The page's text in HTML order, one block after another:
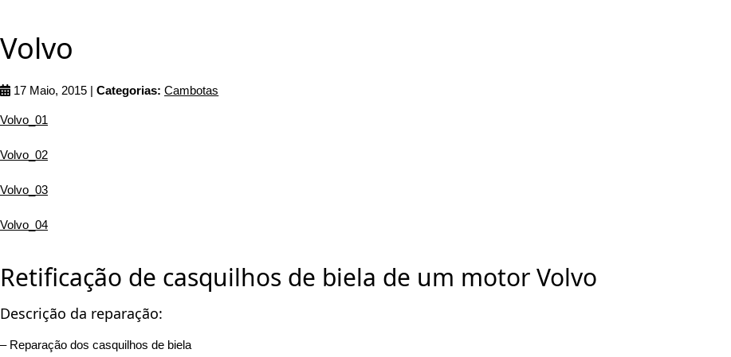
Volvo
17 Maio, 2015 |Categorias:Cambotas
Volvo_01
Volvo_02
Volvo_03
Volvo_04
Retificação de casquilhos de biela de um motor Volvo
Descrição da reparação:
– Reparação dos casquilhos de biela